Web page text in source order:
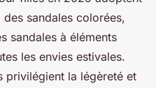
sandales colorées,
sandales à éléments
les envies estivales.
privilégient la légèreté et